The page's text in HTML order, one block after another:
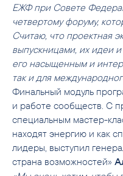
ЕЖФ при Совете
четвертому форуму,
Считаю, что проектная
выпускницами, их идеи
его насыщенным и
так и для
Финальный модуль
и работе сообществ. С
специальным мастер-
находят энергию и как
лидеры, выступил
страна возможностей»